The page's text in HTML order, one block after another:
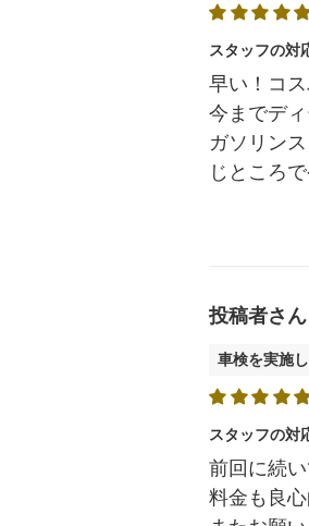
スタッフの対
早い！コス
今までデ
ガソリン
じところ
投稿者さん
車検を実施
スタッフの対
前回に続
料金も良心